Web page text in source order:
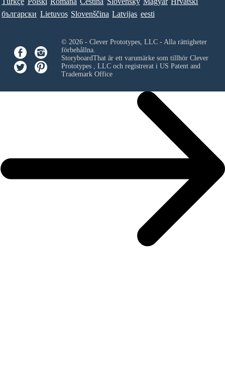
български Lietuvos Slovenščina Latvijas eesti
© 2026 - Clever Prototypes, LLC - Alla rättigheter
förbehållna.
StoryboardThat är ett varumärke som tillhör Clever
Prototypes , LLCoch registrerat i US Patent and
Trademark Office